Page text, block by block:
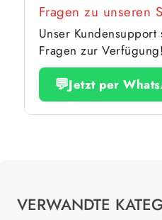
Fragen zu unseren
Unser
Fragen zur Verfügung!
💬Jetzt per
VERWANDTE